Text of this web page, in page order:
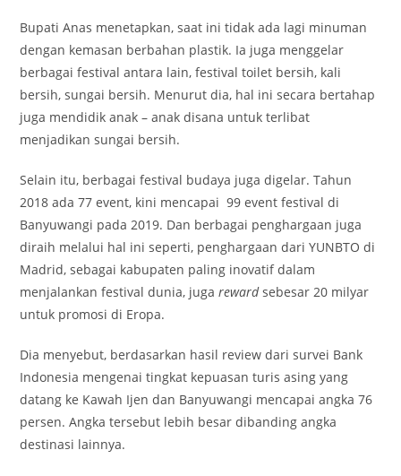
Bupati Anas menetapkan, saat ini tidak ada lagi minuman
dengan kemasan berbahan plastik. Ia juga menggelar
berbagai festival antara lain, festival toilet bersih, kali
bersih, sungai bersih. Menurut dia, hal ini secara bertahap
juga mendidik anak – anak disana untuk terlibat
menjadikan sungai bersih.
Selain itu, berbagai festival budaya juga digelar. Tahun
2018 ada 77 event, kini mencapai 99 event festival di
Banyuwangi pada 2019. Dan berbagai penghargaan juga
diraih melalui hal ini seperti, penghargaan dari YUNBTO di
Madrid, sebagai kabupaten paling inovatif dalam
menjalankan festival dunia, jugarewardsebesar 20 milyar
untuk promosi di Eropa.
Dia menyebut, berdasarkan hasil review dari survei Bank
Indonesia mengenai tingkat kepuasan turis asing yang
datang ke Kawah Ijen dan Banyuwangi mencapai angka 76
persen. Angka tersebut lebih besar dibanding angka
destinasi lainnya.